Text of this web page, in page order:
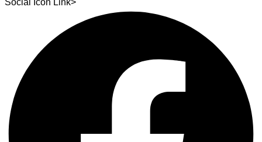
Social Icon Link>